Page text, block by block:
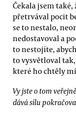
Čekala jsem
přetrvával pocit
se to nestalo,
nedostavoval a
to nestojíte,
to vysvětloval
které ho chtěly
Vy jste o tom
dává sílu